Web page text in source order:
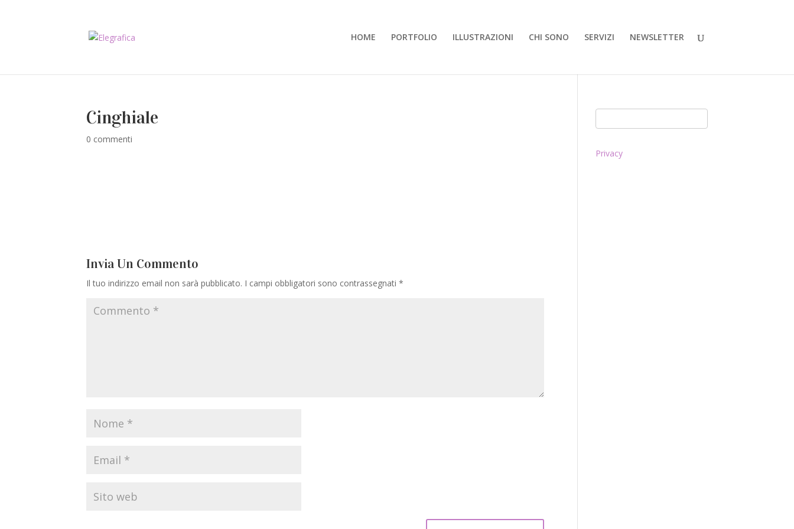
HOME PORTFOLIO ILLUSTRAZIONI CHI SONO SERVIZI NEWSLETTER
Cinghiale
0 commenti
Invia Un Commento
Il tuo indirizzo email non sarà pubblicato. I campi obbligatori sono contrassegnati *
Privacy